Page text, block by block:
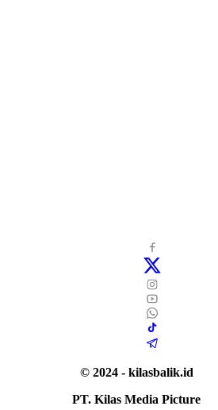
© 2024 - kilasbalik.id
PT. Kilas Media Picture